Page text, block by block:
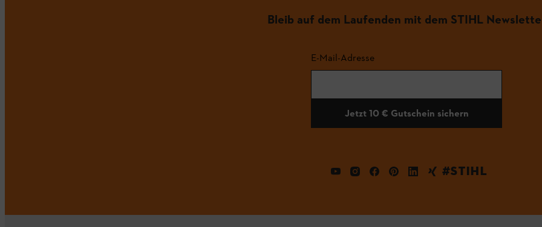
Bleib auf dem Laufenden mit dem STIHL
E-Mail-Adresse
Jetzt 10 € Gutschein sichern
#STIHL